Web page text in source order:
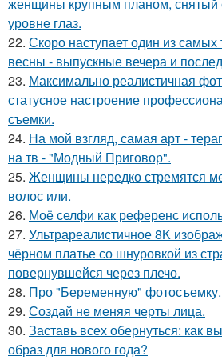
уровне глаз.
22. Скоро наступает один из
весны - выпускные вечера и
23. Максимально реалистичная
статусное настроение
съемки.
24. На мой взгляд, самая арт -
на тв - "Модный Приговор".
25. Женщины нередко стремятся
волос или.
26. Моё селфи как референс
27. Ультрареалистичное 8K
чёрном платье со шнуровкой из
повернувшейся через плечо.
28. Про "Беременную" фотосъемку.
29. Создай не меняя черты лица.
30. Заставь всех обернуться: как
образ для нового года?